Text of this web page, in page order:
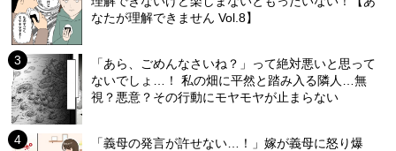
なたが理解できません Vol.8】
「あら、ごめんなさいね？」って絶対悪いと思って
ないでしょ…！ 私の畑に平然と踏み入る隣人…無
視？悪意？その行動にモヤモヤが止まらない
「義母の発言が許せない…！」嫁が義母に怒り爆